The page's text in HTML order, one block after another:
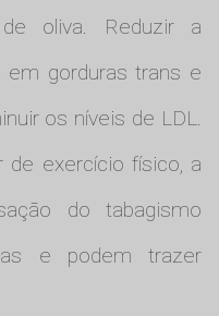
oliva. Reduzir a
gorduras trans e
os níveis de LDL.
de exercício físico, a
do tabagismo
e podem trazer